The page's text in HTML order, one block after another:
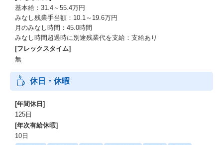
基本給：31.4～55.4万円
みなし残業手当額：10.1～19.6万円
月のみなし時間：45.0時間
みなし時間超過時に別途残業代を支給：支給あり
[フレックスタイム]
無
休日・休暇
[年間休日]
125日
[年次有給休暇]
10日